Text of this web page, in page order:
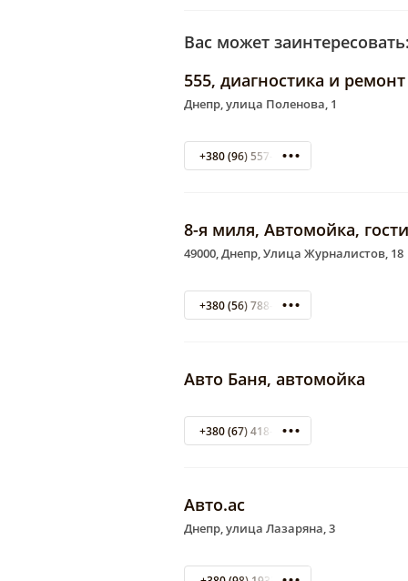
Вас может заинтересовать:
555, диагностика и
Днепр, улица Поленова, 1
+380 (96) 557-95-50
8-я миля, Автомойка,
49000, Днепр, Улица Журналистов, 18
+380 (56) 788-62-02
Авто Баня, автомойка
+380 (67) 418-22-22
Авто.ас
Днепр, улица Лазаряна, 3